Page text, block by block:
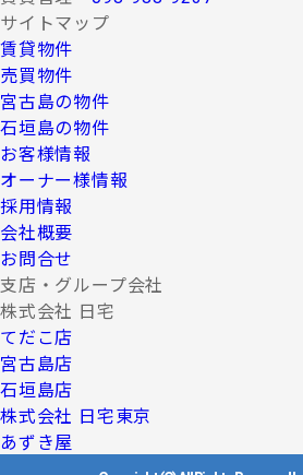
サイトマップ
賃貸物件
売買物件
宮古島の物件
石垣島の物件
お客様情報
オーナー様情報
採用情報
会社概要
お問合せ
支店・グループ会社
株式会社 日宅
てだこ店
宮古島店
石垣島店
株式会社 日宅東京
あずき屋